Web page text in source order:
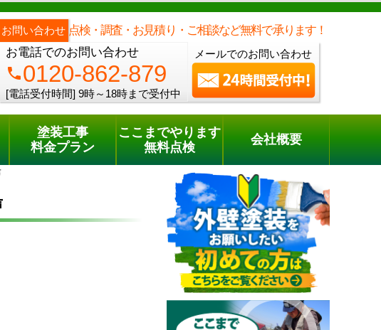
お問い合わせ 点検・調査・お見積り・ご相談など無料で承ります！
お電話でのお問い合わせ
phone0120-862-879
[電話受付時間] 9時～18時まで受付中
メールでのお問い合わせ
電話でのご相談 [9時～18時まで受付中]
phone0120-862-879
塗装工事
料金プラン
ここまでやります
無料点検
会社概要